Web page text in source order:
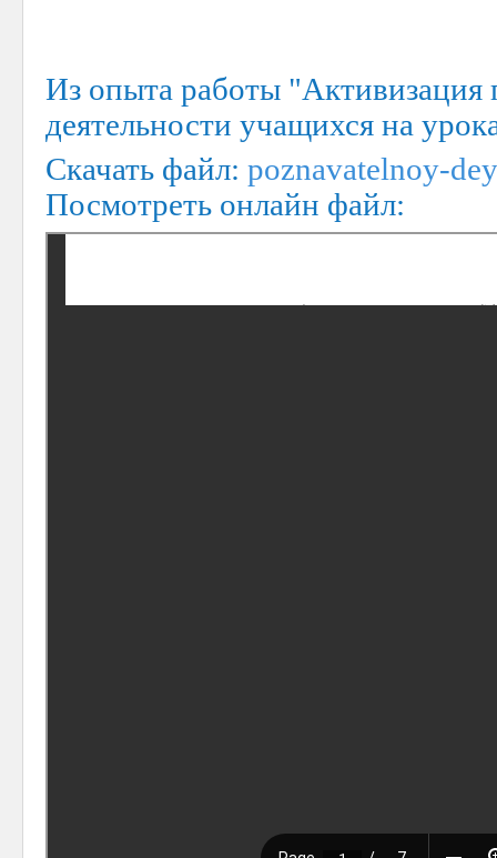
Из опыта работы "Активизация
деятельности учащихся на
Скачать файл: poznavatelnoy-
Посмотреть онлайн файл: